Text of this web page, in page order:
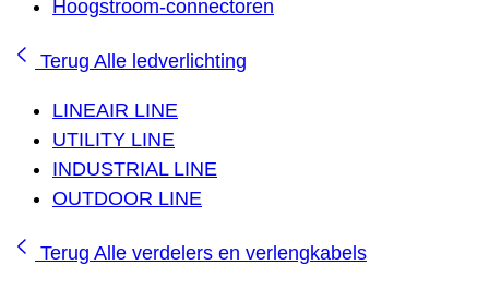
Hoogstroom-connectoren
Terug Alle ledverlichting
LINEAIR LINE
UTILITY LINE
INDUSTRIAL LINE
OUTDOOR LINE
Terug Alle verdelers en verlengkabels